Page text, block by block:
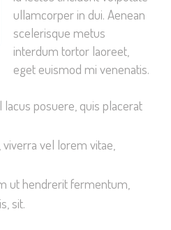
ullamcorper in dui. Aenean
scelerisque metus
interdum tortor laoreet,
eget euismod mi venenatis.
posuere, quis placerat
vel lorem vitae,
ut hendrerit fermentum,
sit.